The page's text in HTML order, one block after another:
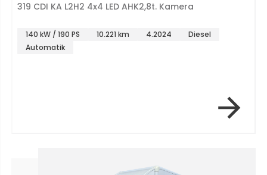
319 CDI KA L2H2 4x4 LED AHK2,8t. Kamera
140 kW / 190 PS 10.221 km 4.2024
Diesel
Automatik